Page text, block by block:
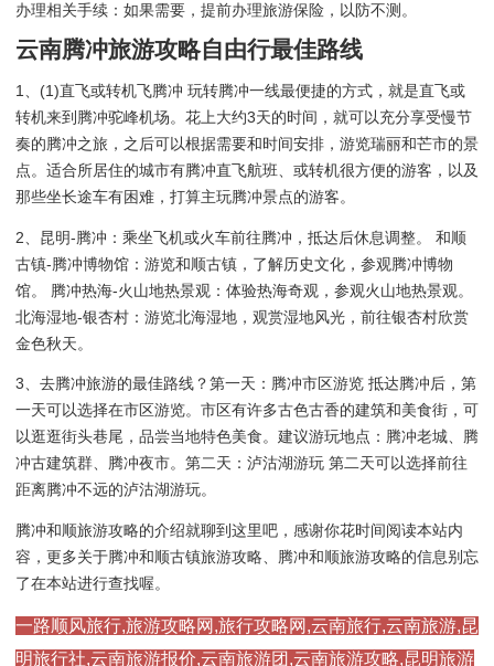
办理相关手续：如果需要，提前办理旅游保险，以防不测。
云南腾冲旅游攻略自由行最佳路线
1、(1)直飞或转机飞腾冲 玩转腾冲一线最便捷的方式，就是直飞或
转机来到腾冲驼峰机场。花上大约3天的时间，就可以充分享受慢节
奏的腾冲之旅，之后可以根据需要和时间安排，游览瑞丽和芒市的景
点。适合所居住的城市有腾冲直飞航班、或转机很方便的游客，以及
那些坐长途车有困难，打算主玩腾冲景点的游客。
2、昆明-腾冲：乘坐飞机或火车前往腾冲，抵达后休息调整。 和顺
古镇-腾冲博物馆：游览和顺古镇，了解历史文化，参观腾冲博物
馆。 腾冲热海-火山地热景观：体验热海奇观，参观火山地热景观。
北海湿地-银杏村：游览北海湿地，观赏湿地风光，前往银杏村欣赏
金色秋天。
3、去腾冲旅游的最佳路线？第一天：腾冲市区游览 抵达腾冲后，第
一天可以选择在市区游览。市区有许多古色古香的建筑和美食街，可
以逛逛街头巷尾，品尝当地特色美食。建议游玩地点：腾冲老城、腾
冲古建筑群、腾冲夜市。第二天：泸沽湖游玩 第二天可以选择前往
距离腾冲不远的泸沽湖游玩。
腾冲和顺旅游攻略的介绍就聊到这里吧，感谢你花时间阅读本站内
容，更多关于腾冲和顺古镇旅游攻略、腾冲和顺旅游攻略的信息别忘
了在本站进行查找喔。
一路顺风旅行,旅游攻略网,旅行攻略网,云南旅行,云南旅游,昆
明旅行社,云南旅游报价,云南旅游团,云南旅游攻略,昆明旅游